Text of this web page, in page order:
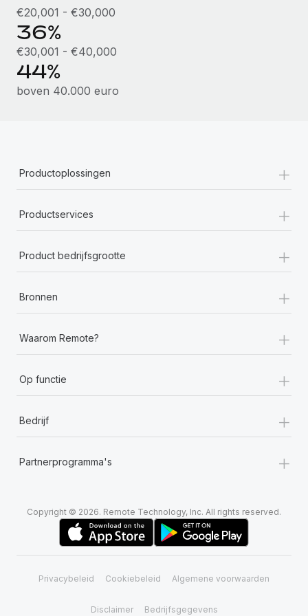
€20,001 - €30,000
36%
€30,001 - €40,000
44%
boven 40.000 euro
Productoplossingen +
Productservices +
Product bedrijfsgrootte +
Bronnen +
Waarom Remote? +
Op functie +
Bedrijf +
Partnerprogramma's +
Copyright © 2026. Remote Technology, Inc. All rights reserved.
Privacybeleid Cookiebeleid Algemene voorwaarden
Disclaimer Bedrijfsgegevens